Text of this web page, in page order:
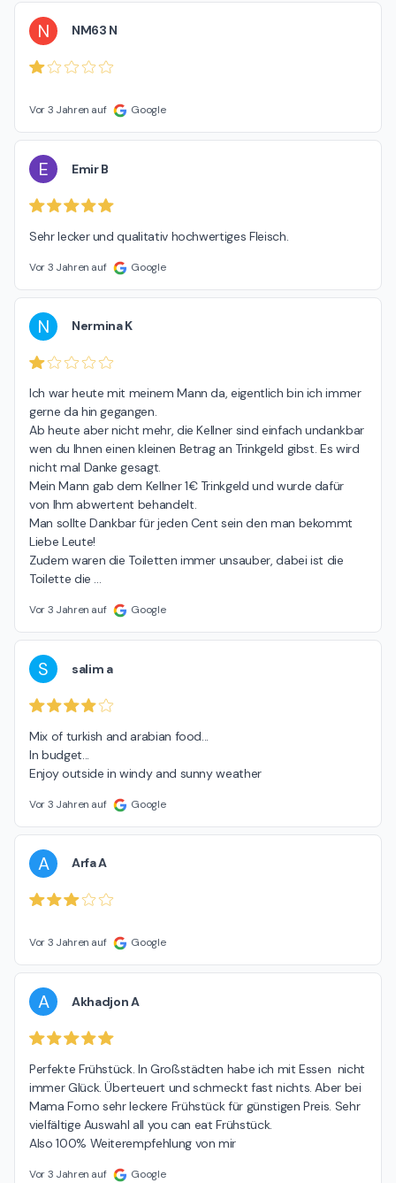
N NM63 N
Vor 3 Jahren auf Google
E Emir B
Sehr lecker und qualitativ hochwertiges Fleisch.
Vor 3 Jahren auf Google
N Nermina K
Ich war heute mit meinem Mann da, eigentlich bin ich immer
gerne da hin gegangen.
Ab heute aber nicht mehr, die Kellner sind einfach undankbar
wen du Ihnen einen kleinen Betrag an Trinkgeld gibst. Es wird
nicht mal Danke gesagt.
Mein Mann gab dem Kellner 1€ Trinkgeld und wurde dafür
von Ihm abwertent behandelt.
Man sollte Dankbar für jeden Cent sein den man bekommt
Liebe Leute!
Zudem waren die Toiletten immer unsauber, dabei ist die
Toilette die …
Vor 3 Jahren auf Google
S salim a
Mix of turkish and arabian food...
In budget...
Enjoy outside in windy and sunny weather
Vor 3 Jahren auf Google
A Arfa A
Vor 3 Jahren auf Google
A Akhadjon A
Perfekte Frühstück. In Großstädten habe ich mit Essen  nicht
immer Glück. Überteuert und schmeckt fast nichts. Aber bei
Mama Forno sehr leckere Frühstück für günstigen Preis. Sehr
vielfältige Auswahl all you can eat Frühstück.
Also 100% Weiterempfehlung von mir
Vor 3 Jahren auf Google